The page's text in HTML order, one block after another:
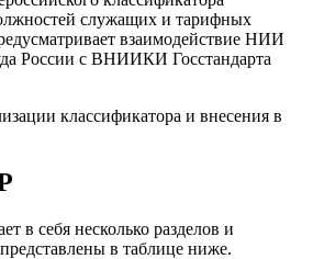
служащих и тарифных
взаимодействие НИИ
России с ВНИИКИ Госстандарта
классификатора и внесения в
в себя несколько разделов и
в таблице ниже.